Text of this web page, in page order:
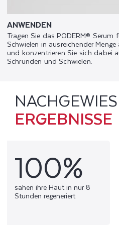
ANWENDEN
Tragen Sie das PODERM® Serum
Schwielen in ausreichender
und konzentrieren Sie sich dabei
Schrunden und Schwielen.
ERGEBNISSE
100%
sahen ihre Haut in nur 8
Stunden regeneriert